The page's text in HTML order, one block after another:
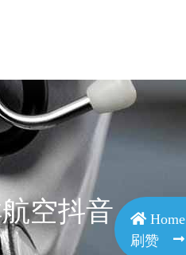
smart-seo-tool/classes/
空抖音
Home
刷赞